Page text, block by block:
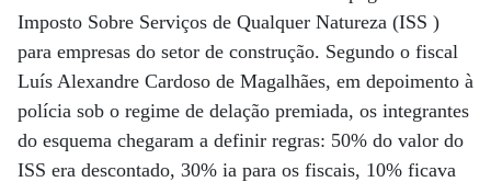
Imposto Sobre Serviços de Qualquer Natureza (ISS )
para empresas do setor de construção. Segundo o fiscal
Luís Alexandre Cardoso de Magalhães, em depoimento à
polícia sob o regime de delação premiada, os integrantes
do esquema chegaram a definir regras: 50% do valor do
ISS era descontado, 30% ia para os fiscais, 10% ficava